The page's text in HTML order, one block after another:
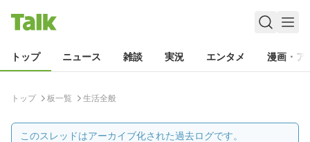
トップ ニュース 雑談 実況 エンタメ 漫画・ア
トップ 板一覧 生活全般
このスレッドはアーカイブ化された過去ログです。